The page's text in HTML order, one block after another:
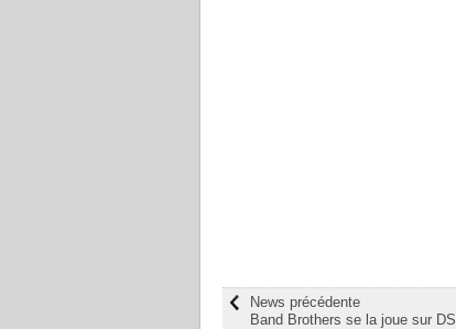
News précédente
Band Brothers se la joue sur DS